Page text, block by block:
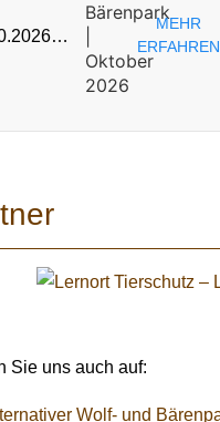
Bärenpark
Oktober
2026
MEHR
ERFAHREN
Sie uns auch auf: